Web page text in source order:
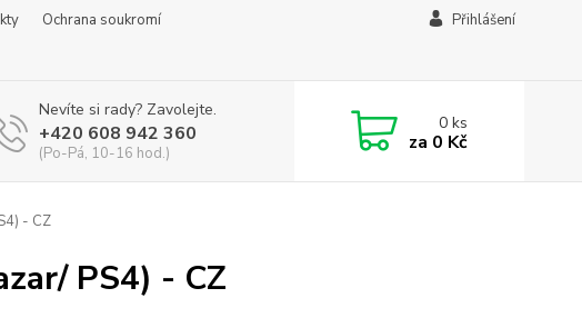
Ochrana soukromí
Přihlášení
Nevíte si rady? Zavolejte.
+420 608 942 360
(Po-Pá, 10-16 hod.)
0ks
za 0 Kč
- CZ
PS4) - CZ